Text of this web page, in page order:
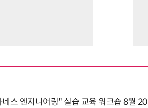
스 엔지니어링" 실습 교육 워크숍 8월